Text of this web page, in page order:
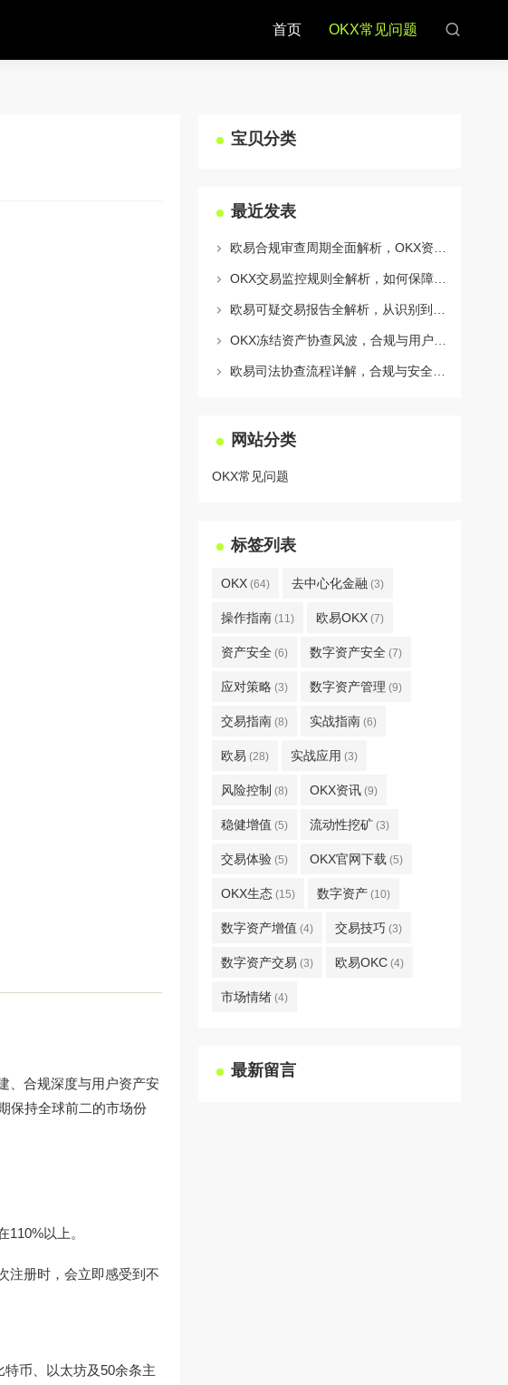
首页 OKX常见问题
、合规深度与用户资产安
保持全球前二的市场份
以上。
注册时，会立即感受到不
币、以太坊及50余条主
宝贝分类
最近发表
网站分类
OKX常见问题
标签列表
OKX (64) 去中心化金融 (3)
操作指南 (11) 欧易OKX (7)
资产安全 (6) 数字资产安全 (7)
应对策略 (3) 数字资产管理 (9)
交易指南 (8) 实战指南 (6)
欧易 (28) 实战应用 (3)
风险控制 (8) OKX资讯 (9)
稳健增值 (5) 流动性挖矿 (3)
交易体验 (5) OKX官网下载 (5)
OKX生态 (15) 数字资产 (10)
数字资产增值 (4) 交易技巧 (3)
数字资产交易 (3) 欧易OKC (4)
市场情绪 (4)
最新留言